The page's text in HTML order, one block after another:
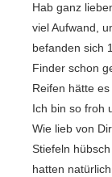
Hab ganz
viel Aufwand,
befanden sich
Finder schon
Reifen hätte
Ich bin so froh
Wie lieb von
Stiefeln
hatten